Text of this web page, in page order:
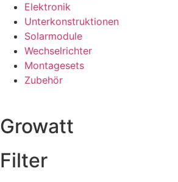
Elektronik
Unterkonstruktionen
Solarmodule
Wechselrichter
Montagesets
Zubehör
Growatt
Filter